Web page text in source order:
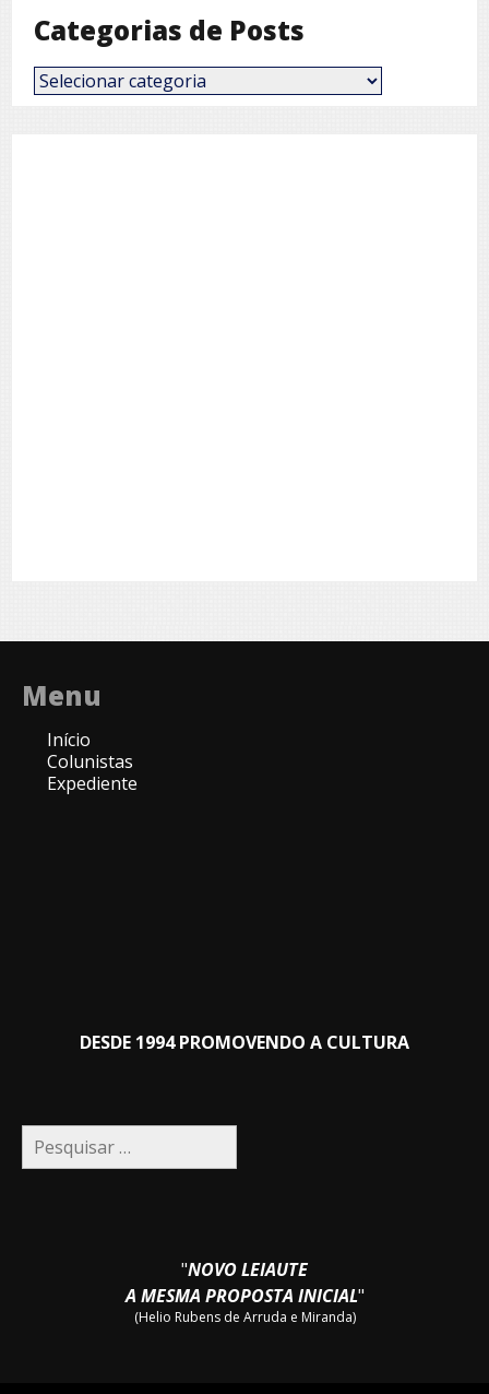
Categorias de Posts
Categorias
de
Menu
Início
Colunistas
Expediente
DESDE 1994 PROMOVENDO A CULTURA
Pesquisar
por:
"NOVO LEIAUTE
A MESMA PROPOSTA INICIAL"
(Helio Rubens de Arruda e Miranda)